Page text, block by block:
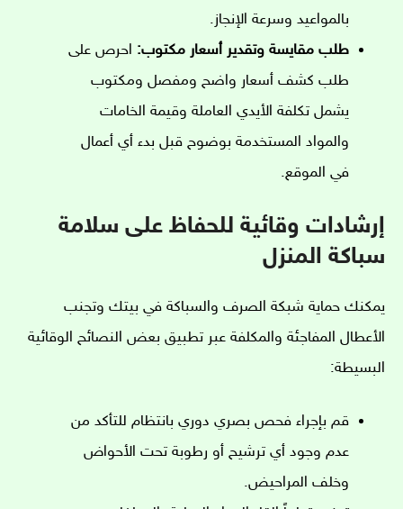
بالمواعيد وسرعة الإنجاز.
طلب مقايسة وتقدير أسعار مكتوب: احرص على
طلب كشف أسعار واضح ومفصل ومكتوب
يشمل تكلفة الأيدي العاملة وقيمة الخامات
والمواد المستخدمة بوضوح قبل بدء أي أعمال
في الموقع.
إرشادات وقائية للحفاظ على سلامة
سباكة المنزل
يمكنك حماية شبكة الصرف والسباكة في بيتك وتجنب
الأعطال المفاجئة والمكلفة عبر تطبيق بعض النصائح الوقائية
البسيطة:
قم بإجراء فحص بصري دوري بانتظام للتأكد من
عدم وجود أي ترشيح أو رطوبة تحت الأحواض
وخلف المراحيض.